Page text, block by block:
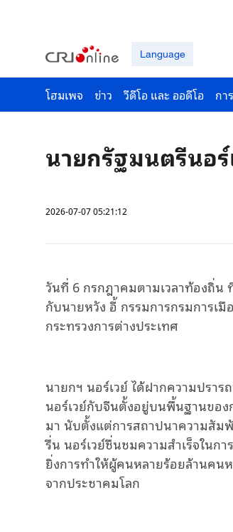
Language
โฮมเพจ ข่าว วีดีโอ และ ออดีโอ กา
นายกรัฐมนตรีนอ
2026-07-07 05:21:12
วันที่ 6 กรกฎาคมตามเวลาท้องถิ่น
กับนายหวัง อี้ กรรมการกรมการเ
กระทรวงการต่างประเทศ
นายกฯ นอร์เวย์ได้ฝากความปราร
นอร์เวย์กับจีนตั้งอยู่บนพื้นฐานของ
มา นับตั้งแต่การสถาปนาความสัม
รื่น นอร์เวย์ชื่นชมความสําเร็จใน
ยิ่งการทําให้ผู้คนหลายร้อยล้านค
จากประชาคมโลก